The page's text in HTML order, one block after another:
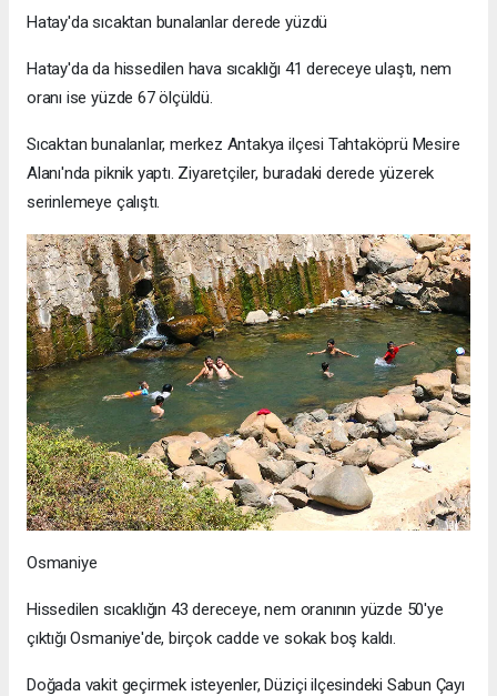
Hatay'da sıcaktan bunalanlar derede yüzdü
Hatay'da da hissedilen hava sıcaklığı 41 dereceye ulaştı, nem
oranı ise yüzde 67 ölçüldü.
Sıcaktan bunalanlar, merkez Antakya ilçesi Tahtaköprü Mesire
Alanı'nda piknik yaptı. Ziyaretçiler, buradaki derede yüzerek
serinlemeye çalıştı.
Osmaniye
Hissedilen sıcaklığın 43 dereceye, nem oranının yüzde 50'ye
çıktığı Osmaniye'de, birçok cadde ve sokak boş kaldı.
Doğada vakit geçirmek isteyenler, Düziçi ilçesindeki Sabun Çayı